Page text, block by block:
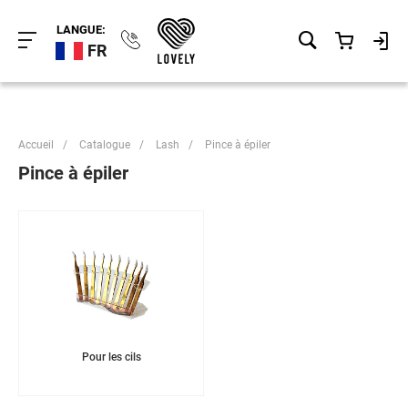
LANGUE:
FR
Accueil / Catalogue / Lash / Pince à épiler
Pince à épiler
Pour les cils